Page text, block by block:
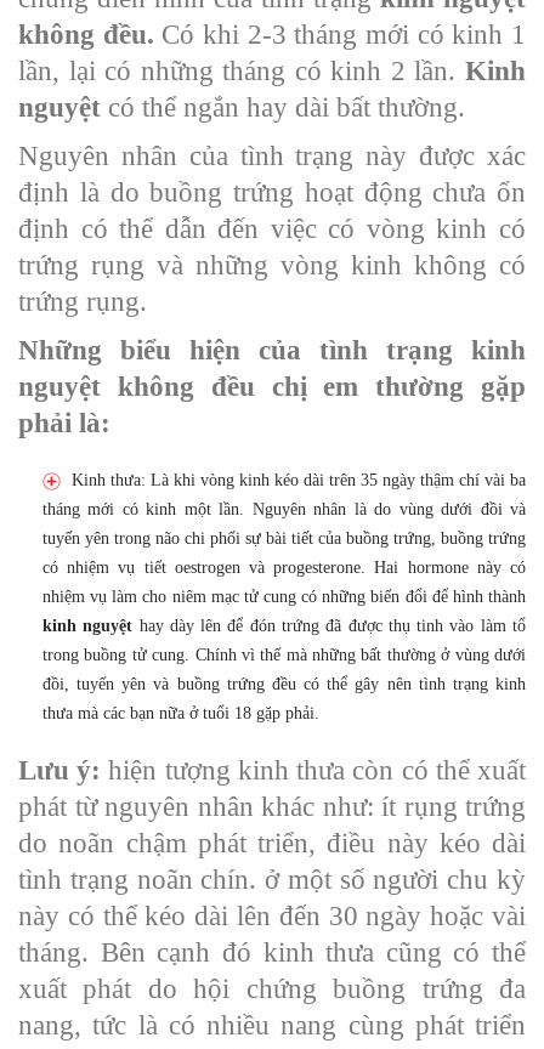
không đều. Có khi 2-3 tháng mới có kinh 1
lần, lại có những tháng có kinh 2 lần. Kinh
nguyệt có thể ngắn hay dài bất thường.
Nguyên nhân của tình trạng này được xác
định là do buồng trứng hoạt động chưa ổn
định có thể dẫn đến việc có vòng kinh có
trứng rụng và những vòng kinh không có
trứng rụng.
Những biểu hiện của tình trạng kinh
nguyệt không đều chị em thường gặp
phải là:
Kinh thưa: Là khi vòng kinh kéo dài trên 35 ngày thậm chí vài ba
tháng mới có kinh một lần. Nguyên nhân là do vùng dưới đồi và
tuyến yên trong não chi phối sự bài tiết của buồng trứng, buồng trứng
có nhiệm vụ tiết oestrogen và progesterone. Hai hormone này có
nhiệm vụ làm cho niêm mạc tử cung có những biến đổi để hình thành
kinh nguyệt hay dày lên để đón trứng đã được thụ tinh vào làm tổ
trong buồng tử cung. Chính vì thế mà những bất thường ở vùng dưới
đồi, tuyến yên và buồng trứng đều có thể gây nên tình trạng kinh
thưa mà các bạn nữa ở tuổi 18 gặp phải.
Lưu ý: hiện tượng kinh thưa còn có thể xuất
phát từ nguyên nhân khác như: ít rụng trứng
do noãn chậm phát triển, điều này kéo dài
tình trạng noãn chín. ở một số người chu kỳ
này có thể kéo dài lên đến 30 ngày hoặc vài
tháng. Bên cạnh đó kinh thưa cũng có thể
xuất phát do hội chứng buồng trứng đa
nang, tức là có nhiều nang cùng phát triển